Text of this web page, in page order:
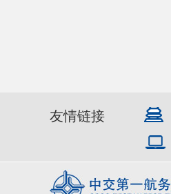
友情链接